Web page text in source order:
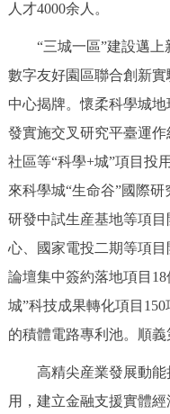
人才4000余人。
“三城一區”建設邁上
數字友好園區聯合創新
中心揭牌。懷柔科學城
發實施交叉研究平臺運
社區等“科學+城”項目投
來科學城“生命谷”國際
研發中試生産基地等項
心、國家電投二期等項
論壇集中簽約落地項目
城”科技成果轉化項目
的積體電路專利池。順義
高精尖産業發展動能
用，建立金融支援實體